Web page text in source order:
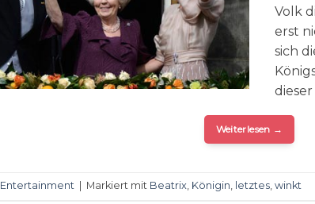
Volk
erst
sich
dieser
Weiterlesen →
Entertainment Markiert mit Beatrix, Königin, letztes, winkt